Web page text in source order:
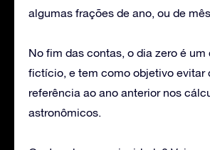
algumas frações de ano, ou de
No fim das contas, o dia zero é
fictício, e tem como objetivo evitar
referência ao ano anterior nos
astronômicos.